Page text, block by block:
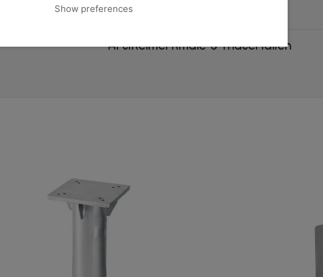
Schneider-Schirme schützen wirkungsvoll gegen
Dieser Sonnenschirm beinhaltet einen
nur noch Platten besorgen und schon steht Ihr
Zudem befindet sich eine lichtundurchlässige
Maße
Artikelmerkmale & Materialien
Show preferences